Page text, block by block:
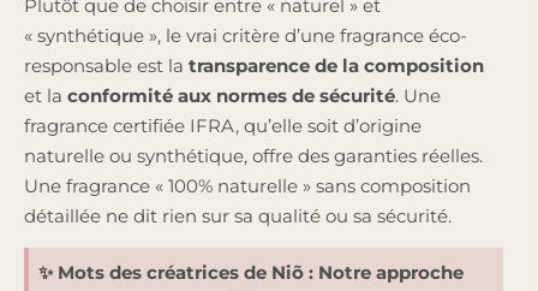
Plutôt que de choisir entre « naturel » et
« synthétique », le vrai critère d’une fragrance éco-
responsable est la transparence de la composition
et la conformité aux normes de sécurité. Une
fragrance certifiée IFRA, qu’elle soit d’origine
naturelle ou synthétique, offre des garanties réelles.
Une fragrance « 100% naturelle » sans composition
détaillée ne dit rien sur sa qualité ou sa sécurité.
✨ Mots des créatrices de Niõ: Notre approche